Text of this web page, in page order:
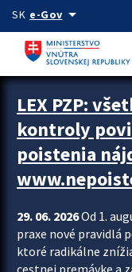
Preskocit na hlavný
SK e-Govarrow_drop_down
Zastavit automatický
LEX PZP:
kontroly
poistenia
29. 06. 2026Od 1.
praxe nové pravidlá
ktoré radikálne